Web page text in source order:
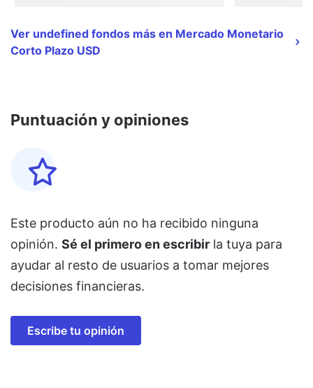
Ver undefined fondos más en Mercado Monetario
Corto Plazo USD
Puntuación y opiniones
Este producto aún no ha recibido ninguna
opinión. Sé el primero en escribir la tuya para
ayudar al resto de usuarios a tomar mejores
decisiones financieras.
Escribe tu opinión